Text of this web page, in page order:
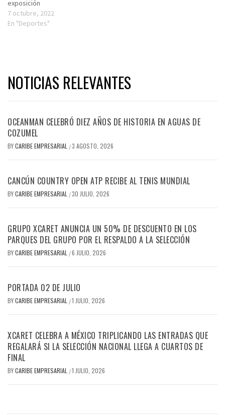
exposición
7 octubre, 2022
En "Deportes"
NOTICIAS RELEVANTES
OCEANMAN CELEBRÓ DIEZ AÑOS DE HISTORIA EN AGUAS DE
COZUMEL
BYCARIBE EMPRESARIAL /3 AGOSTO, 2026
CANCÚN COUNTRY OPEN ATP RECIBE AL TENIS MUNDIAL
BYCARIBE EMPRESARIAL /30 JULIO, 2026
GRUPO XCARET ANUNCIA UN 50% DE DESCUENTO EN LOS
PARQUES DEL GRUPO POR EL RESPALDO A LA SELECCIÓN
BYCARIBE EMPRESARIAL /6 JULIO, 2026
PORTADA 02 DE JULIO
BYCARIBE EMPRESARIAL /1 JULIO, 2026
XCARET CELEBRA A MÉXICO TRIPLICANDO LAS ENTRADAS QUE
REGALARÁ SI LA SELECCIÓN NACIONAL LLEGA A CUARTOS DE
FINAL
BYCARIBE EMPRESARIAL /1 JULIO, 2026